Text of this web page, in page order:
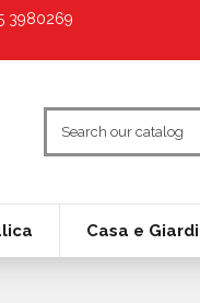
3980269
Casa e